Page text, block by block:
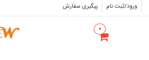
ورود/ثبت نام پیگیری سفارش
۰